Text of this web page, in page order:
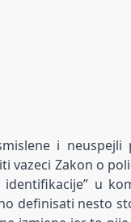
i
vazeci Zakon o
u
definisati nesto